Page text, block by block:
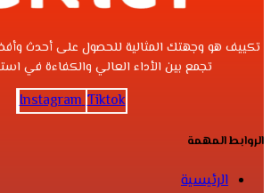
تكييف هو وجهتك المثالية للحصول على أحدث
تجمع بين الأداء العالي والكفاءة في
Instagram Tiktok
الروابط المهمة
الرئيسية